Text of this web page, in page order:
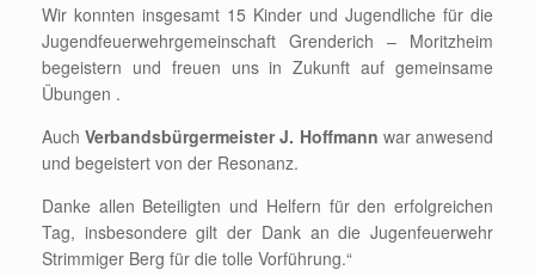
Wir konnten insgesamt 15 Kinder und Jugendliche für die
Jugendfeuerwehrgemeinschaft Grenderich – Moritzheim
begeistern und freuen uns in Zukunft auf gemeinsame
Übungen .
AuchVerbandsbürgermeister J. Hoffmann war anwesend
und begeistert von der Resonanz.
Danke allen Beteiligten und Helfern für den erfolgreichen
Tag, insbesondere gilt der Dank an die Jugenfeuerwehr
Strimmiger Berg für die tolle Vorführung.“